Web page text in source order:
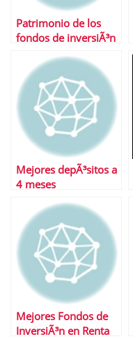
Patrimonio de los
fondos de inversiÃ³n
trimestre 2010
Mejores depÃ³sitos a
4 meses
Mejores Fondos de
InversiÃ³n en Renta